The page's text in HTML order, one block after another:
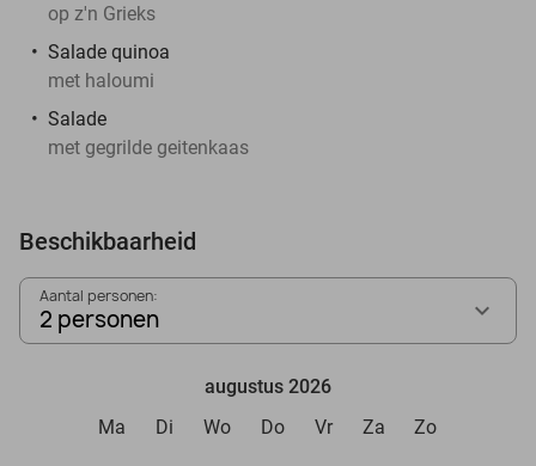
op z'n Grieks
Salade quinoa
met haloumi
Salade
met gegrilde geitenkaas
Beschikbaarheid
Aantal personen:
2 personen
augustus 2026
Ma
Di Wo Do Vr Za Zo